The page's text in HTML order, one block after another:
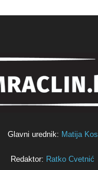
Glavni urednik: Matija Kos
Redaktor: Ratko Cvetnić